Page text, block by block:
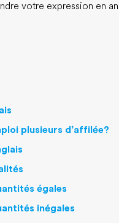
votre expression en
plusieurs d’affilée?
égales
inégales